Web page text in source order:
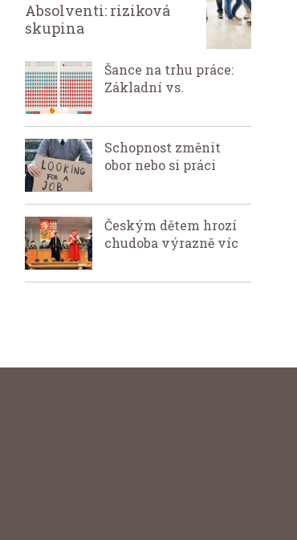
Absolventi: riziková
skupina
Šance na trhu práce:
Základní vs.
Schopnost změnit
obor nebo si práci
Českým dětem hrozí
chudoba výrazně víc